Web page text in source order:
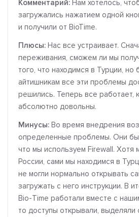
Комментарий: Нам хотелось,
загружались нажатием одной
и получили от BioTime.
Плюсы: Нас все устраивает.
переживания, сможем ли мы
того, что находимся в Турции, но
айтишникам все эти проблемы
решились. Теперь все работает,
абсолютно довольны.
Минусы: Во время внедрения
определенные проблемы. Они
что мы используем Firewall. Хотя
России, сами мы находимся в
не могли нормально открывать
загружать с него инструкции. В
Bio-Time работали вместе с
то доступы открывали, выделяли